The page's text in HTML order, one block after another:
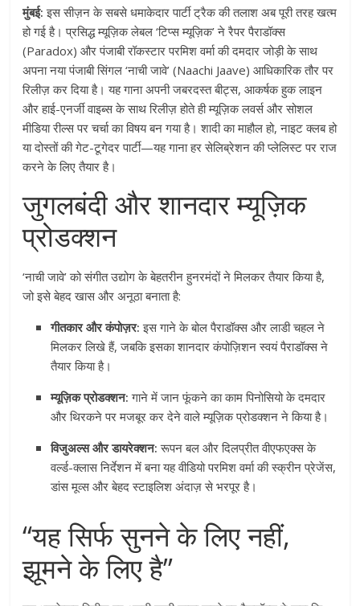
मुंबई: इस सीज़न के सबसे धमाकेदार पार्टी ट्रैक की तलाश अब पूरी तरह खत्म
हो गई है। प्रसिद्ध म्यूज़िक लेबल ‘टिप्स म्यूज़िक’ ने रैपर पैराडॉक्स
(Paradox) और पंजाबी रॉकस्टार परमिश वर्मा की दमदार जोड़ी के साथ
अपना नया पंजाबी सिंगल ‘नाची जावे’ (Naachi Jaave) आधिकारिक तौर पर
रिलीज़ कर दिया है। यह गाना अपनी जबरदस्त बीट्स, आकर्षक हुक लाइन
और हाई-एनर्जी वाइब्स के साथ रिलीज़ होते ही म्यूज़िक लवर्स और सोशल
मीडिया रील्स पर चर्चा का विषय बन गया है। शादी का माहौल हो, नाइट क्लब हो
या दोस्तों की गेट-टूगेदर पार्टी—यह गाना हर सेलिब्रेशन की प्लेलिस्ट पर राज
करने के लिए तैयार है।
जुगलबंदी और शानदार म्यूज़िक
प्रोडक्शन
‘नाची जावे’ को संगीत उद्योग के बेहतरीन हुनरमंदों ने मिलकर तैयार किया है,
जो इसे बेहद खास और अनूठा बनाता है:
गीतकार और कंपोज़र: इस गाने के बोल पैराडॉक्स और लाडी चहल ने
मिलकर लिखे हैं, जबकि इसका शानदार कंपोज़िशन स्वयं पैराडॉक्स ने
तैयार किया है।
म्यूज़िक प्रोडक्शन: गाने में जान फूंकने का काम पिनोसियो के दमदार
और थिरकने पर मजबूर कर देने वाले म्यूज़िक प्रोडक्शन ने किया है।
विजुअल्स और डायरेक्शन: रूपन बल और दिलप्रीत वीएफएक्स के
वर्ल्ड-क्लास निर्देशन में बना यह वीडियो परमिश वर्मा की स्क्रीन प्रेजेंस,
डांस मूव्स और बेहद स्टाइलिश अंदाज़ से भरपूर है।
“यह सिर्फ सुनने के लिए नहीं,
झूमने के लिए है”